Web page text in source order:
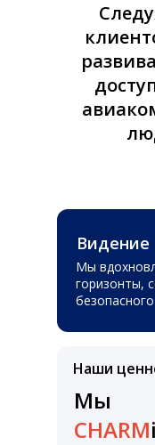
Видение
Мы
горизонты,
Наши
Мы
CHARM